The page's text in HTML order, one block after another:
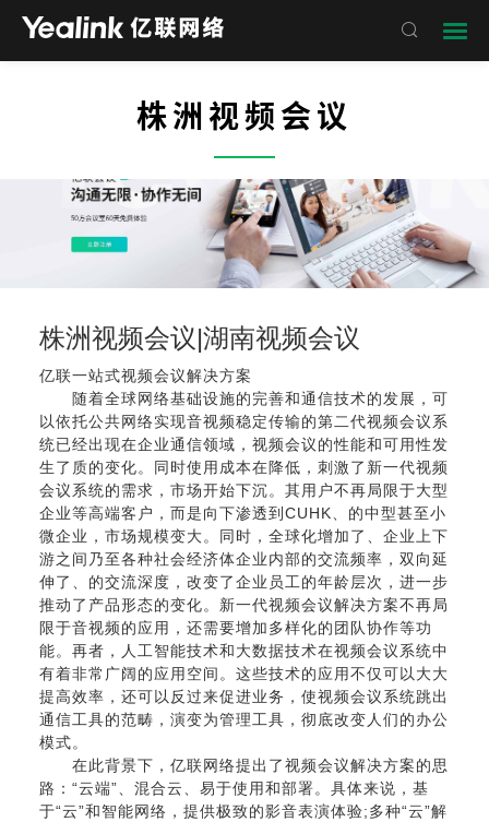

株洲视频会议
——
株洲视频会议|湖南视频会议
亿联一站式视频会议解决方案
随着全球网络基础设施的完善和通信技术的发展，可
以依托公共网络实现音视频稳定传输的第二代视频会议系
统已经出现在企业通信领域，视频会议的性能和可用性发
生了质的变化。同时使用成本在降低，刺激了新一代视频
会议系统的需求，市场开始下沉。其用户不再局限于大型
企业等高端客户，而是向下渗透到CUHK、的中型甚至小
微企业，市场规模变大。同时，全球化增加了、企业上下
游之间乃至各种社会经济体企业内部的交流频率，双向延
伸了、的交流深度，改变了企业员工的年龄层次，进一步
推动了产品形态的变化。新一代视频会议解决方案不再局
限于音视频的应用，还需要增加多样化的团队协作等功
能。再者，人工智能技术和大数据技术在视频会议系统中
有着非常广阔的应用空间。这些技术的应用不仅可以大大
提高效率，还可以反过来促进业务，使视频会议系统跳出
通信工具的范畴，演变为管理工具，彻底改变人们的办公
模式。
在此背景下，亿联网络提出了视频会议解决方案的思
路：“云端”、混合云、易于使用和部署。具体来说，基
于“云”和智能网络，提供极致的影音表演体验;多种“云”解